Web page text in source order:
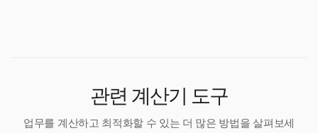
관련 계산기 도구
업무를 계산하고 최적화할 수 있는 더 많은 방법을 살펴보세